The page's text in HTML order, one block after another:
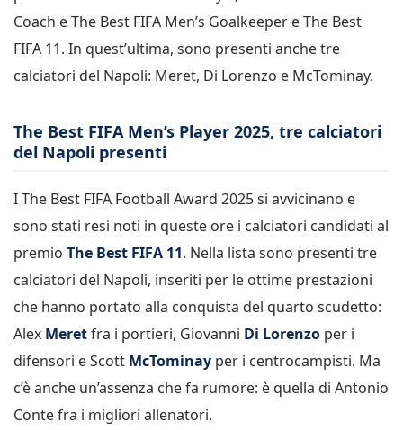
Coach e The Best FIFA Men’s Goalkeeper e The Best
FIFA 11. In quest’ultima, sono presenti anche tre
calciatori del Napoli: Meret, Di Lorenzo e McTominay.
The Best FIFA Men’s Player 2025, tre calciatori
del Napoli presenti
I The Best FIFA Football Award 2025 si avvicinano e
sono stati resi noti in queste ore i calciatori candidati al
premio The Best FIFA 11. Nella lista sono presenti tre
calciatori del Napoli, inseriti per le ottime prestazioni
che hanno portato alla conquista del quarto scudetto:
Alex Meretfra i portieri, Giovanni Di Lorenzo per i
difensori e Scott McTominay per i centrocampisti. Ma
c’è anche un’assenza che fa rumore: è quella di Antonio
Conte fra i migliori allenatori.